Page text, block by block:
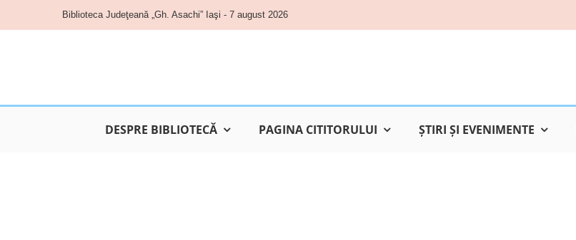
content
Biblioteca Judeţeană „Gh. Asachi” Iaşi - 7 august 2026
DESPRE BIBLIOTECĂ PAGINA CITITORULUI ŞTIRI ŞI EVENIMENTE